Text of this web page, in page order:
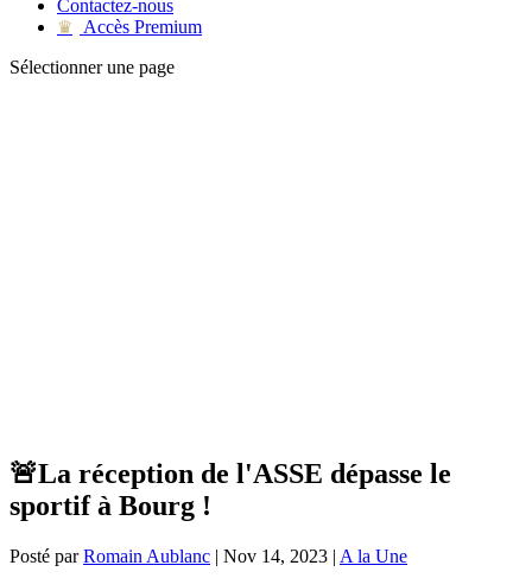
Contactez-nous
♛
Accès Premium
Sélectionner une page
🚨La réception de l'ASSE dépasse le
sportif à Bourg !
Posté parRomain Aublanc | Nov 14, 2023 | A la Une